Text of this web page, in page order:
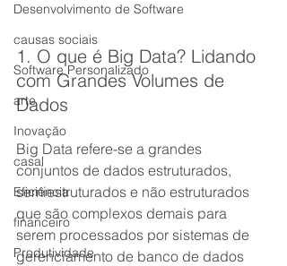
Desenvolvimento de Software
causas sociais
Software Personalizado
arte
Inovação
casal
Eficiência
financeiro
Produtividade
1. O que é Big Data? Lidando
com Grandes Volumes de
Dados
Big Data refere-se a grandes
conjuntos de dados estruturados,
semiestruturados e não estruturados
que são complexos demais para
serem processados por sistemas de
gerenciamento de banco de dados